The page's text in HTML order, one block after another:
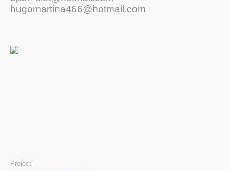
hugomartina466@hotmail.com
Project